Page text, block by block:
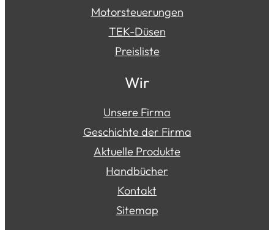
Motorsteuerungen
TEK-Düsen
Preisliste
Wir
Unsere Firma
Geschichte der Firma
Aktuelle Produkte
Handbücher
Kontakt
Sitemap